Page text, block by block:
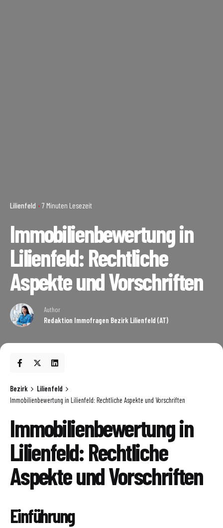
Lilienfeld 7 Minuten Lesezeit
Immobilienbewertung in
Lilienfeld: Rechtliche
Aspekte und Vorschriften
Author
Redaktion Immofragen Bezirk Lilienfeld (AT)
Bezirk
Lilienfeld
Immobilienbewertung in Lilienfeld: Rechtliche Aspekte und Vorschriften
Immobilienbewertung in
Lilienfeld: Rechtliche
Aspekte und Vorschriften
Einführung